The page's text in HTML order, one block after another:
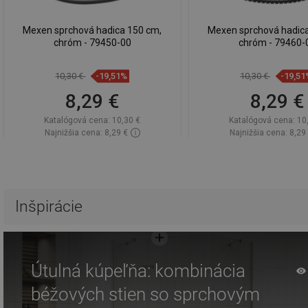
Mexen sprchová hadica 150 cm,
chróm - 79450-00
10,30 € -19,51%
8,29 €
Katalógová cena: 10,30 €
Najnižšia cena: 8,29 €
Porovnaj
Mexen sprchová
chróm - 79460-
10,30 € -
8,29 €
Katalógová cena:
Najnižšia cena: 8,29
Inšpirácie
Útulná kúpeľňa: kombinácia
béžových stien so sprchovým